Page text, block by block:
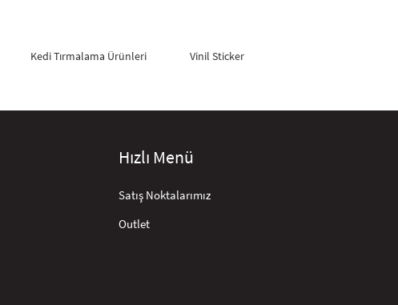
Kedi Tırmalama Ürünleri Vinil Sticker
Hızlı Menü
Satış Noktalarımız
Outlet